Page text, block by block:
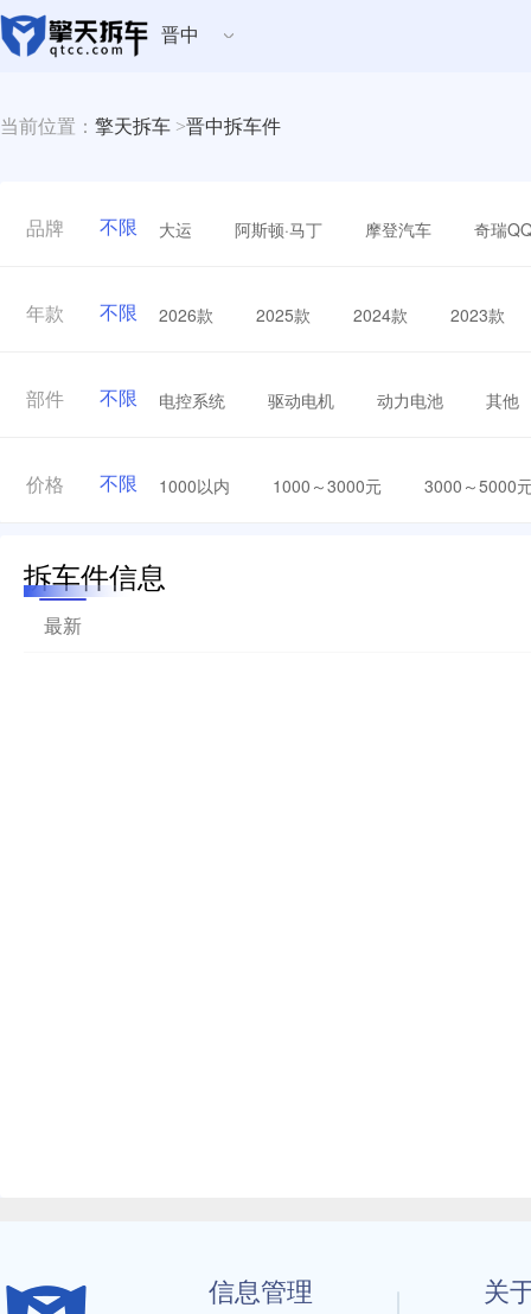
晋中
当前位置： 擎天拆车 >晋中拆车件
品牌 不限 大运 阿斯顿·马丁 摩登汽车 奇瑞
年款 不限 2026款 2025款 2024款 2023款
部件 不限 电控系统 驱动电机 动力电池 其他
价格 不限 1000以内 1000～3000元 3000～5000
拆车件信息
最新
信息管理 关